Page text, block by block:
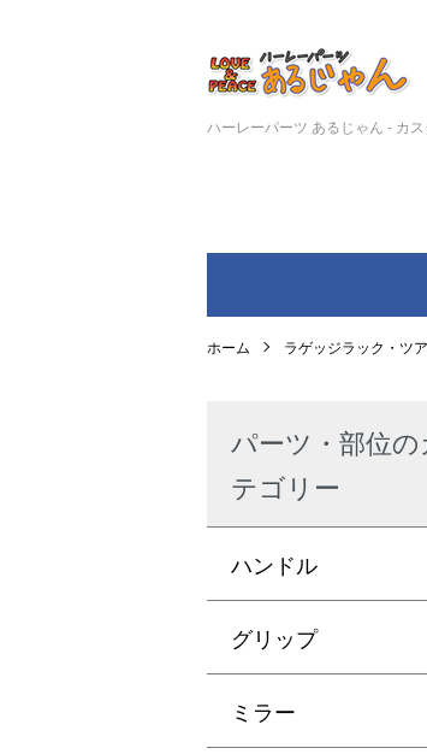
ハーレーパーツ あるじゃん - カ
ホーム ラゲッジラック・ツ
パーツ・部位の
テゴリー
ハンドル
グリップ
ミラー